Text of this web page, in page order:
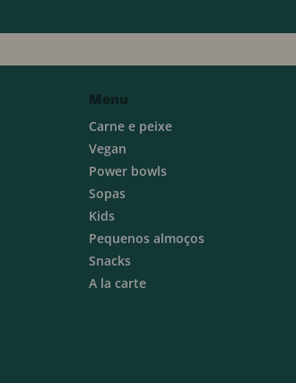
Menu
Carne e peixe
Vegan
Power bowls
Sopas
Kids
Pequenos almoços
Snacks
A la carte